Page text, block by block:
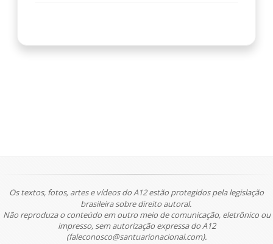
Os textos, fotos, artes e vídeos do A12 estão protegidos pela legislação
brasileira sobre direito autoral.
Não reproduza o conteúdo em outro meio de comunicação, eletrônico ou
impresso, sem autorização expressa do A12
(faleconosco@santuarionacional.com).